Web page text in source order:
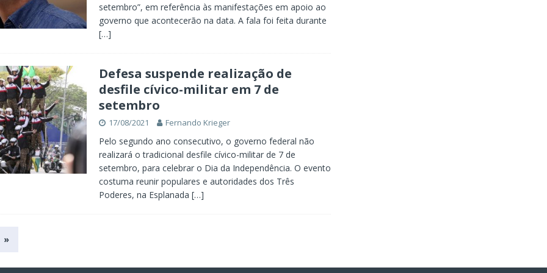
setembro”, em referência às manifestações em apoio ao
governo que acontecerão na data. A fala foi feita durante
[…]
Defesa suspende realização de
desfile cívico-militar em 7 de
setembro
17/08/2021 Fernando Krieger
Pelo segundo ano consecutivo, o governo federal não
realizará o tradicional desfile cívico-militar de 7 de
setembro, para celebrar o Dia da Independência. O evento
costuma reunir populares e autoridades dos Três
Poderes, na Esplanada […]
»